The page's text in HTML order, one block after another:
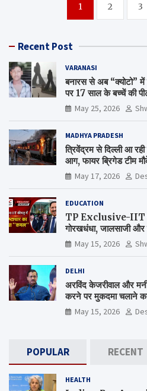
navigation
1 2 3
Recent Post
VARANASI
बनारस से अब “क्योटो” में
पर 17 साल के बच्चें की
May 25, 2026
MADHYA PRADESH
त्रिवेंद्रम से दिल्ली आ
आग, फायर ब्रिगेड टीम
May 17, 2026
EDUCATION
TP Exclusive-IIT
गोरखधंधा, जालसाजी और
कब जागेगा ?
May 15, 2026
DELHI
अरविंद केजरीवाल और
करने पर मुकदमा चलाने
May 15, 2026
POPULAR RECENT
HEALTH